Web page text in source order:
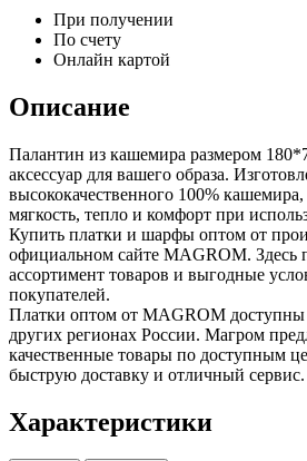
При получении
По счету
Онлайн картой
Описание
Палантин из кашемира размером
аксессуар для вашего образа.
высококачественного 100% кашемира,
мягкость, тепло и комфорт при
Купить платки и шарфы оптом от
официальном сайте MAGROM. Здесь
ассортимент товаров и выгодные
покупателей.
Платки оптом от MAGROM доступны
других регионах России. Магром
качественные товары по доступным
быструю доставку и отличный сервис.
Характеристики